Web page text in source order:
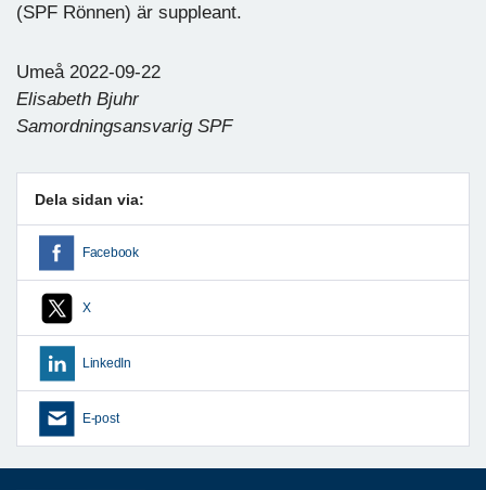
(SPF Rönnen) är suppleant.
Umeå 2022-09-22
Elisabeth Bjuhr
Samordningsansvarig SPF
Dela sidan via:
Facebook
X
LinkedIn
E-post